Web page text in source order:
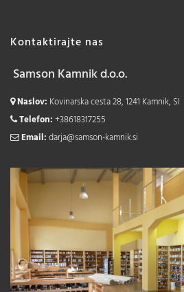
Kontaktirajte nas
Samson Kamnik d.o.o.
Naslov: Kovinarska cesta 28, 1241 Kamnik, SI
Telefon:+38618317255
Email:darja@samson-kamnik.si